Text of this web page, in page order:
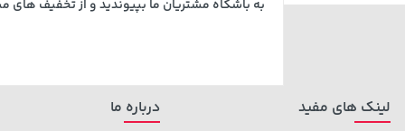
به باشگاه مشتریان ما بپیوندید و از تخفیف های
لینک های مفید درباره ما